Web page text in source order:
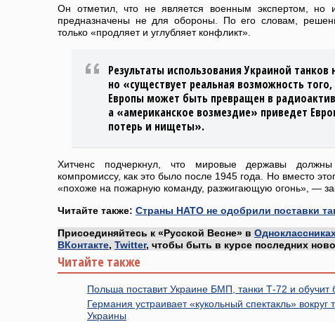
Он отметил, что не является военным экспертом, но
предназначены не для обороны. По его словам,
только «продляет и углубляет конфликт».
Результаты использования Украиной танков
но «существует реальная возможность
Европы может быть превращен в
а «американское возмездие» приведет
потерь и нищеты».
Хитченс подчеркнул, что мировые державы должны
компромиссу, как это было после 1945 года. Но вместо
«похоже на пожарную команду, разжигающую огонь», —
Читайте также: Страны НАТО не одобрили поставки
Присоединяйтесь к «Русской Весне» в
ВКонтакте, Twitter, чтобы быть в курсе последних
Читайте также
Польша поставит Украине БМП, танки Т-72 и обучит
Германия устраивает «кукольный спектакль»
Украины